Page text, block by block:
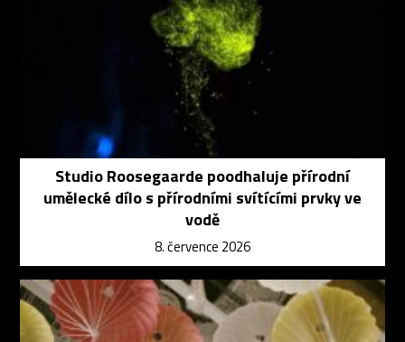
Studio Roosegaarde poodhaluje přírodní
umělecké dílo s přírodními svítícími prvky ve
vodě
8. července 2026